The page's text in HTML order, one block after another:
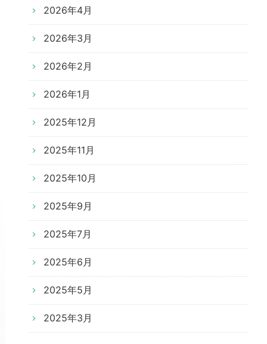
2026年4月
2026年3月
2026年2月
2026年1月
2025年12月
2025年11月
2025年10月
2025年9月
2025年7月
2025年6月
2025年5月
2025年3月